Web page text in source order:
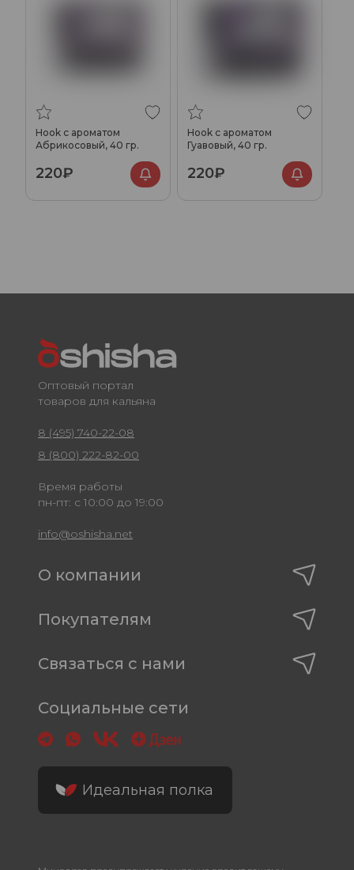
Hook с ароматом
Абрикосовый, 40 гр.
220₽
Hook с ароматом
Гуавовый, 40 гр.
220₽
Оптовый портал
товаров для кальяна
8 (495) 740-22-08
8 (800) 222-82-00
Время работы
пн-пт: с 10:00 до 19:00
info@oshisha.net
О компании
Покупателям
Связаться с нами
Социальные сети
Идеальная полка